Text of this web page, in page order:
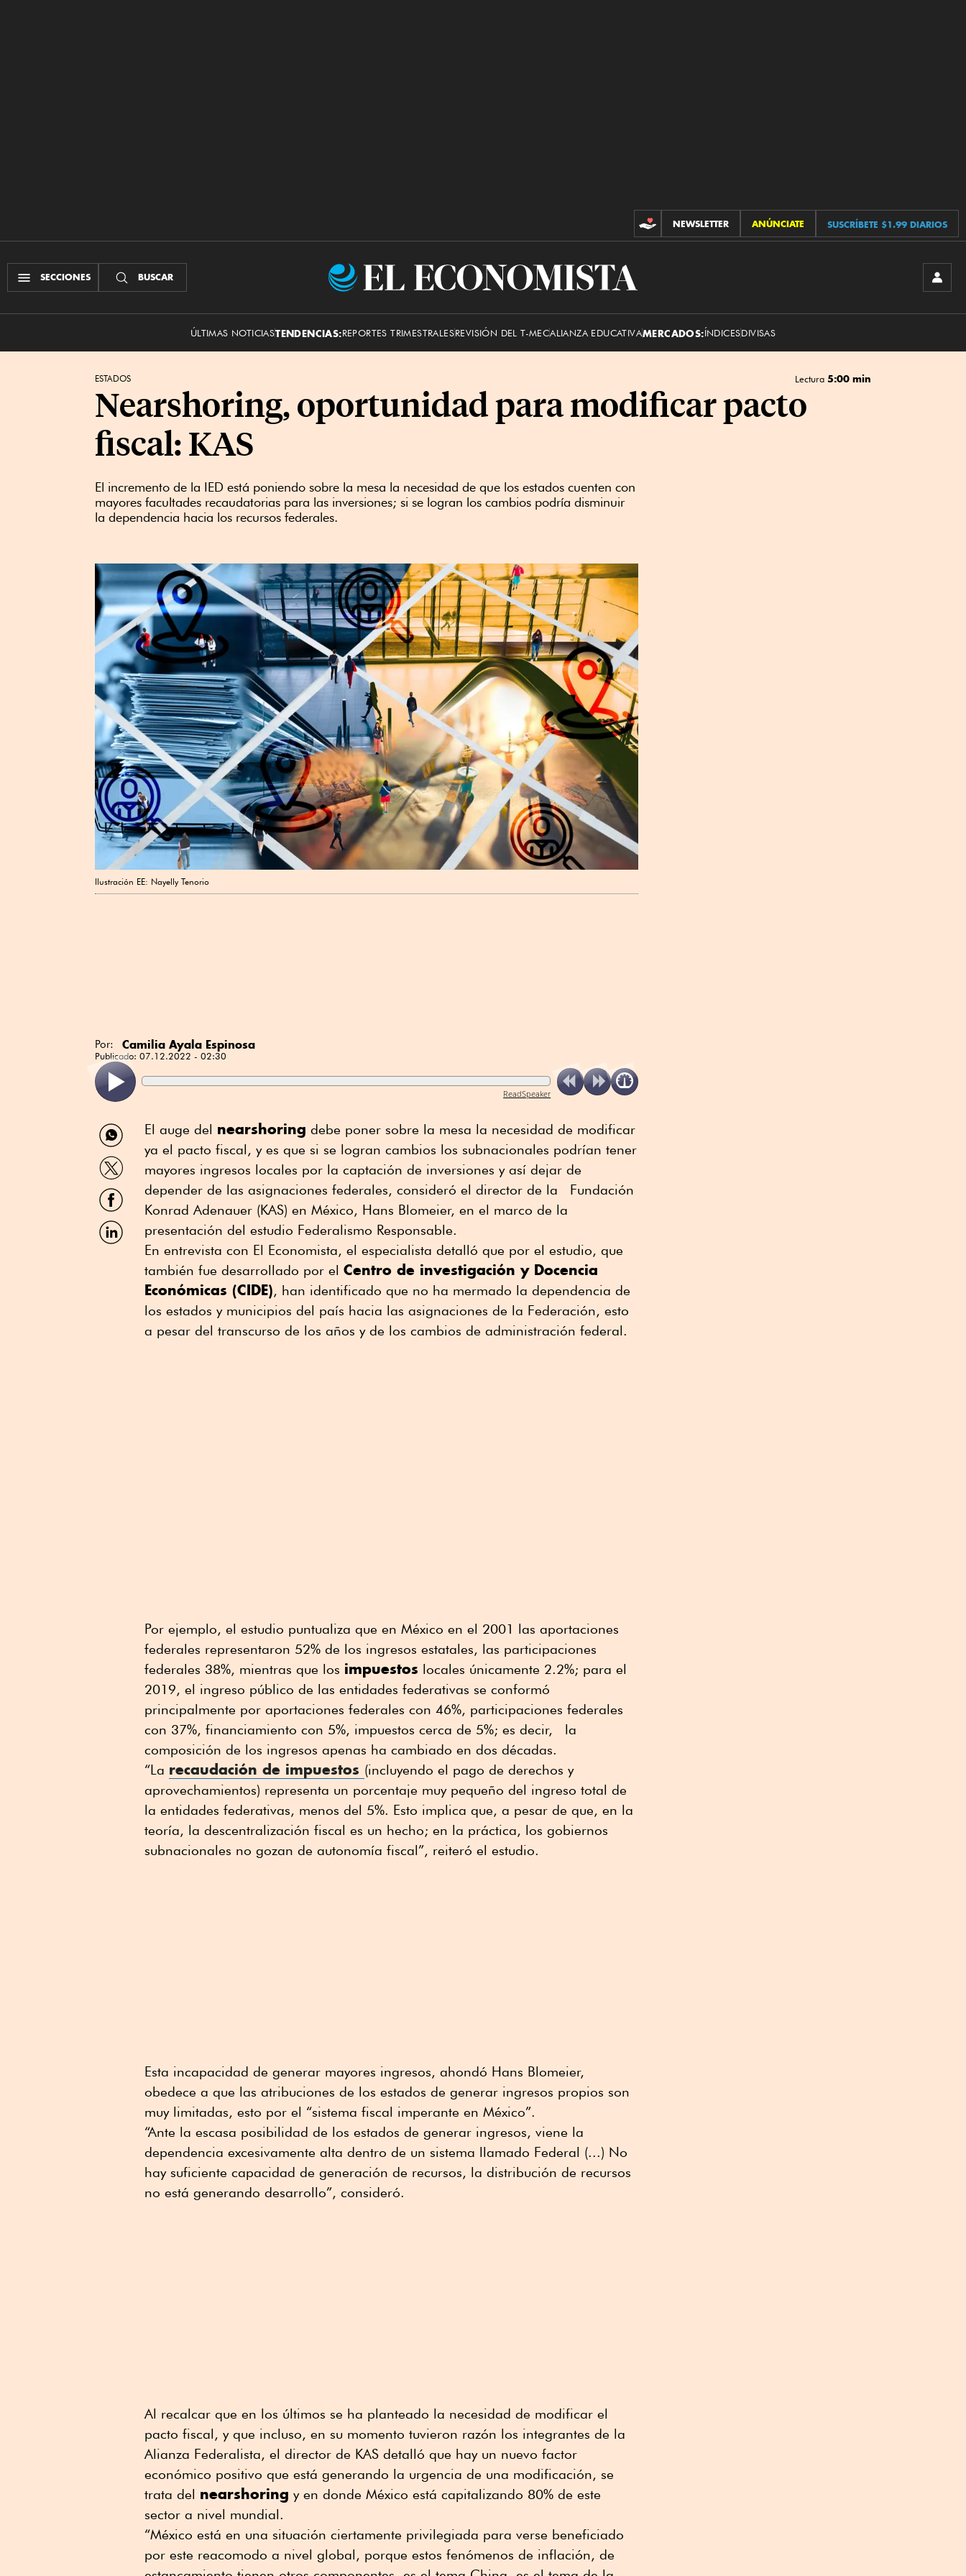
CONTRIBUCIONES
NEWSLETTER ANÚNCIATE SUSCRÍBETE $1.99 DIARIOS
SECCIONES BUSCAR
El
ÚLTIMAS NOTICIASTENDENCIAS:REPORTES TRIMESTRALESREVISIÓN DEL T-MECALIANZA EDUCATIVAMERCADOS:ÍNDICESDIVISAS
ESTADOS Lectura 5:00 min
Nearshoring, oportunidad para modificar pacto
fiscal: KAS
El incremento de la IED está poniendo sobre la mesa la necesidad de que los estados cuenten con
mayores facultades recaudatorias para las inversiones; si se logran los cambios podría disminuir
la dependencia hacia los recursos federales.
Ilustración EE: Nayelly Tenorio
Por: Camilia Ayala Espinosa
Publicado: 07.12.2022 - 02:30
ReadSpeaker
Compartir
por
WhatsApp
Compartir
por
Twitter
Compartir
por
Facebook
Compartir
por
El auge del nearshoring debe poner sobre la mesa la necesidad de modificar
ya el pacto fiscal, y es que si se logran cambios los subnacionales podrían tener
mayores ingresos locales por la captación de inversiones y así dejar de
depender de las asignaciones federales, consideró el director de la Fundación
Konrad Adenauer (KAS) en México, Hans Blomeier, en el marco de la
presentación del estudio Federalismo Responsable.
En entrevista con El Economista, el especialista detalló que por el estudio, que
también fue desarrollado por el Centro de investigación y Docencia
Económicas (CIDE), han identificado que no ha mermado la dependencia de
los estados y municipios del país hacia las asignaciones de la Federación, esto
a pesar del transcurso de los años y de los cambios de administración federal.
Por ejemplo, el estudio puntualiza que en México en el 2001 las aportaciones
federales representaron 52% de los ingresos estatales, las participaciones
federales 38%, mientras que los impuestos locales únicamente 2.2%; para el
2019, el ingreso público de las entidades federativas se conformó
principalmente por aportaciones federales con 46%, participaciones federales
con 37%, financiamiento con 5%, impuestos cerca de 5%; es decir, la
composición de los ingresos apenas ha cambiado en dos décadas.
“La recaudación de impuestos (incluyendo el pago de derechos y
aprovechamientos) representa un porcentaje muy pequeño del ingreso total de
la entidades federativas, menos del 5%. Esto implica que, a pesar de que, en la
teoría, la descentralización fiscal es un hecho; en la práctica, los gobiernos
subnacionales no gozan de autonomía fiscal”, reiteró el estudio.
Esta incapacidad de generar mayores ingresos, ahondó Hans Blomeier,
obedece a que las atribuciones de los estados de generar ingresos propios son
muy limitadas, esto por el “sistema fiscal imperante en México”.
“Ante la escasa posibilidad de los estados de generar ingresos, viene la
dependencia excesivamente alta dentro de un sistema llamado Federal (...) No
hay suficiente capacidad de generación de recursos, la distribución de recursos
no está generando desarrollo”, consideró.
Al recalcar que en los últimos se ha planteado la necesidad de modificar el
pacto fiscal, y que incluso, en su momento tuvieron razón los integrantes de la
Alianza Federalista, el director de KAS detalló que hay un nuevo factor
económico positivo que está generando la urgencia de una modificación, se
trata del nearshoring y en donde México está capitalizando 80% de este
sector a nivel mundial.
“México está en una situación ciertamente privilegiada para verse beneficiado
por este reacomodo a nivel global, porque estos fenómenos de inflación, de